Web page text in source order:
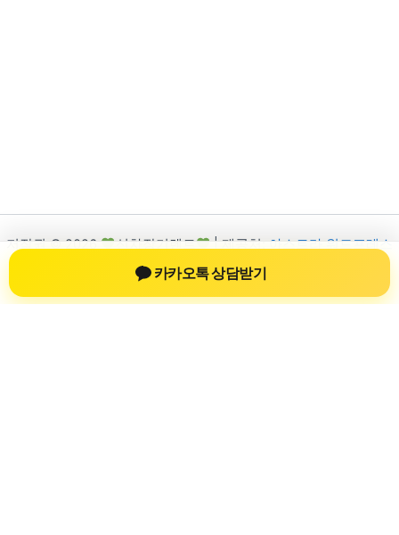
저작권 © 2026 신차장기렌트 | 제공처:
아스트라 워드프레스
테마
카카오톡 상담받기